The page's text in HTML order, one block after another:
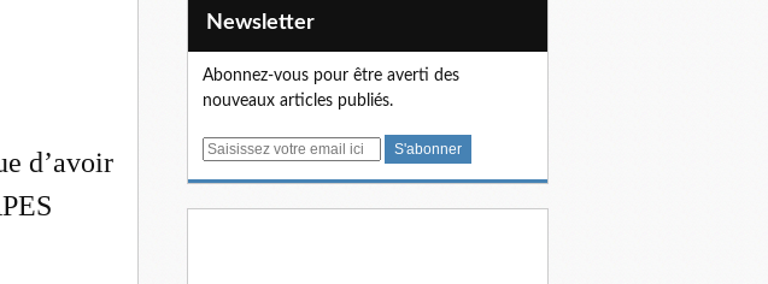
d’avoir
Newsletter
Abonnez-vous pour être averti des
nouveaux articles publiés.
E